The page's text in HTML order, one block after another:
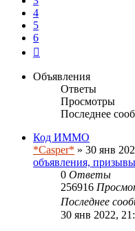
4
5
6
Объявления
Ответы
Просмотры
Последнее
Код ИММО
*Casper* » 30 янв
объявления, призывы
0 Ответы
256916
Последнее
30 янв 2022,